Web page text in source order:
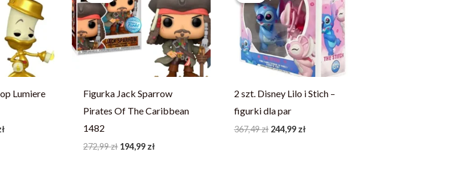
Lumiere
194,79 zł.
Figurka Jack Sparrow
Pirates Of The Caribbean
1482
272,99zł
272,99 zł.
194,99 zł
194,99 zł.
2 szt. Disney Lilo i Stich –
figurki dla par
367,49zł
367,49 zł.
244,99 zł
244,99 zł.